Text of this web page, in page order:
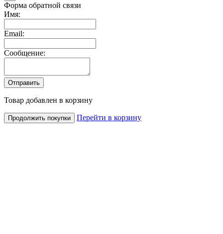
Форма обратной связи
Имя:
Email:
Сообщение:
Товар добавлен в корзину
Продолжить покупки Перейти в корзину